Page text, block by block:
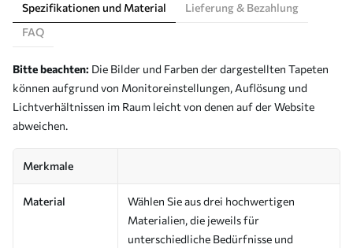
Spezifikationen und Material
Lieferung & Bezahlung
FAQ
Bitte beachten: Die Bilder und Farben der dargestellten Tapeten
können aufgrund von Monitoreinstellungen, Auflösung und
Lichtverhältnissen im Raum leicht von denen auf der Website
abweichen.
Merkmale
Material
Wählen Sie aus drei hochwertigen
Materialien, die jeweils für
unterschiedliche Bedürfnisse und